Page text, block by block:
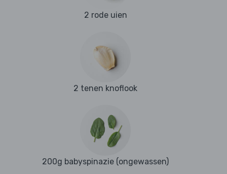
2 rode uien
2 tenen knoflook
200g babyspinazie (ongewassen)